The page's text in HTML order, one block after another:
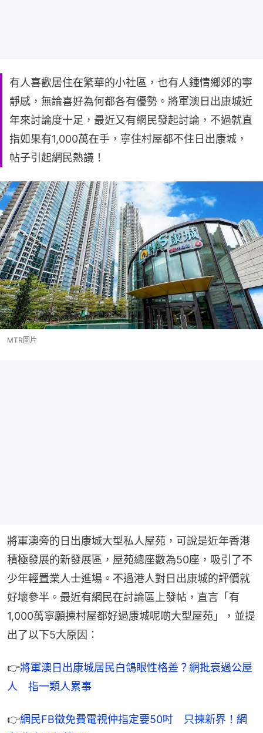
有人喜歡居住在繁華的小社區，也有人鍾情鄉郊的寧
靜感，無論喜好為何都各有優勢。將軍澳日出康城近
年來討論度十足，最近又有網民發起討論，不過就直
指如果有1,000萬在手，寧住村屋都不住日出康城，
帖子引起網民熱議！
MTR圖片
將軍澳旁的日出康城大型私人屋苑，可說是近年香港
積極發展的新發展區，屋苑總座數為50座，吸引了不
少年輕置業人士進場。不過港人對日出康城的評價就
好壞參半。最近有網民在討論區上發帖，直言「有
1,000萬寧願揀村屋都好過康城呢啲大型屋苑」，並提
出了以下5大原因：
👉將軍澳日出康城居民白鴿眼性格差？網批衰過公屋
人　指一類人累事
👉網民FB徵免費電視仲指定要50吋　只揀新界！網